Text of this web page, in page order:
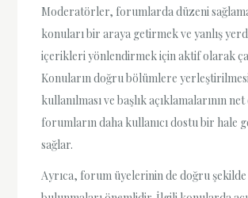
Moderatörler, forumlarda düzeni
konuları bir araya getirmek ve yanlış
içerikleri yönlendirmek için aktif olarak
Konuların doğru bölümlere
kullanılması ve başlık açıklamalarının net
forumların daha kullanıcı dostu bir hale
sağlar.
Ayrıca, forum üyelerinin de doğru şekilde